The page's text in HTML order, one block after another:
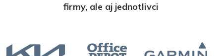
firmy, ale aj jednotlivci